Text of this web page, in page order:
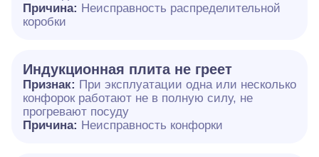
Причина: Неисправность распределительной
коробки
Индукционная плита не греет
Признак: При эксплуатации одна или несколько
конфорок работают не в полную силу, не
прогревают посуду
Причина: Неисправность конфорки